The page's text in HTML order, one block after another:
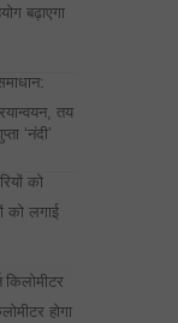
बढ़ाएगा
तय
‘नंदी’
को लगाई
होगा